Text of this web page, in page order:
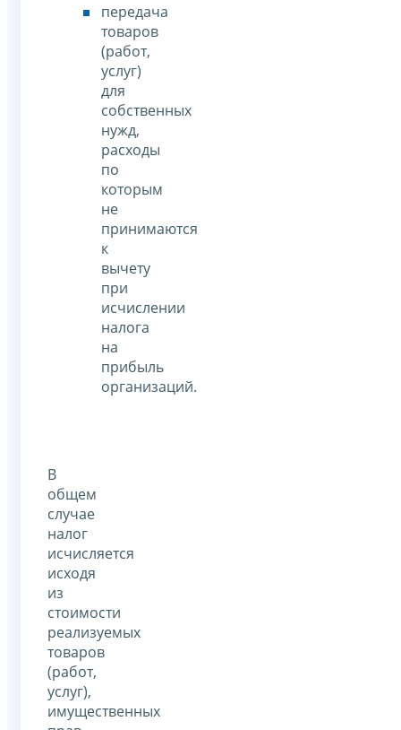
передача
товаров
(работ,
услуг)
для
собственных
нужд,
расходы
по
которым
не
принимаются
к
вычету
при
исчислении
налога
на
прибыль
организаций.
В
общем
случае
налог
исчисляется
исходя
из
стоимости
реализуемых
товаров
(работ,
услуг),
имущественных